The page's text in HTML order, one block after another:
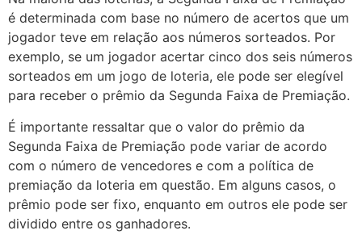
é determinada com base no número de acertos que um
jogador teve em relação aos números sorteados. Por
exemplo, se um jogador acertar cinco dos seis números
sorteados em um jogo de loteria, ele pode ser elegível
para receber o prêmio da Segunda Faixa de Premiação.
É importante ressaltar que o valor do prêmio da
Segunda Faixa de Premiação pode variar de acordo
com o número de vencedores e com a política de
premiação da loteria em questão. Em alguns casos, o
prêmio pode ser fixo, enquanto em outros ele pode ser
dividido entre os ganhadores.